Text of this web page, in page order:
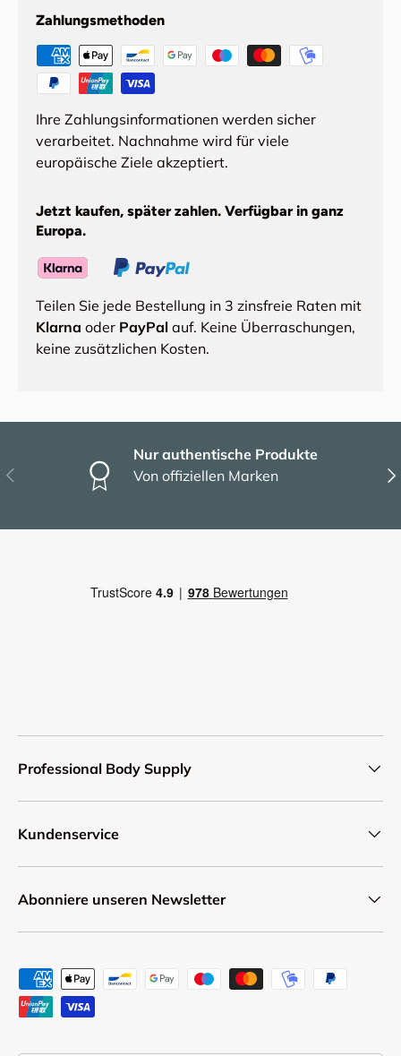
Zahlungsmethoden
Ihre Zahlungsinformationen werden sicher
verarbeitet. Nachnahme wird für viele
europäische Ziele akzeptiert.
Jetzt kaufen, später zahlen. Verfügbar in ganz
Europa.
Teilen Sie jede Bestellung in 3 zinsfreie Raten mit
Klarna oder PayPal auf. Keine Überraschungen,
keine zusätzlichen Kosten.
Vorherige
Nur authentische Produkte
Von offiziellen Marken
Professional Body Supply
Kundenservice
Abonniere unseren Newsletter
Zahlungsmethoden